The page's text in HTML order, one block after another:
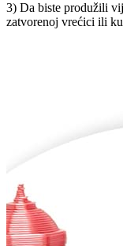
3) Da biste produžili
zatvorenoj vrećici ili